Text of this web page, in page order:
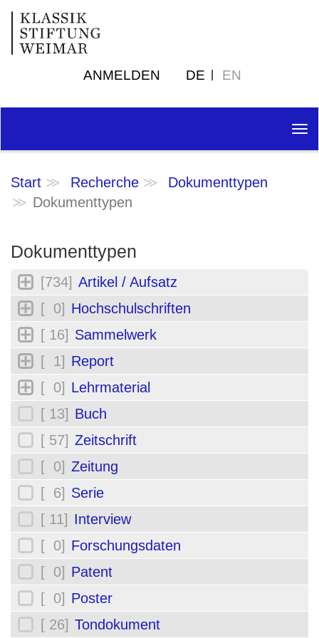
ANMELDEN DE EN
Start Recherche
Dokumenttypen
Dokumenttypen
Dokumenttypen
[734] Artikel / Aufsatz
[ 0] Hochschulschriften
[ 16] Sammelwerk
[ 1] Report
[ 0] Lehrmaterial
[ 13] Buch
[ 57] Zeitschrift
[ 0] Zeitung
[ 6] Serie
[ 11] Interview
[ 0] Forschungsdaten
[ 0] Patent
[ 0] Poster
[ 26] Tondokument